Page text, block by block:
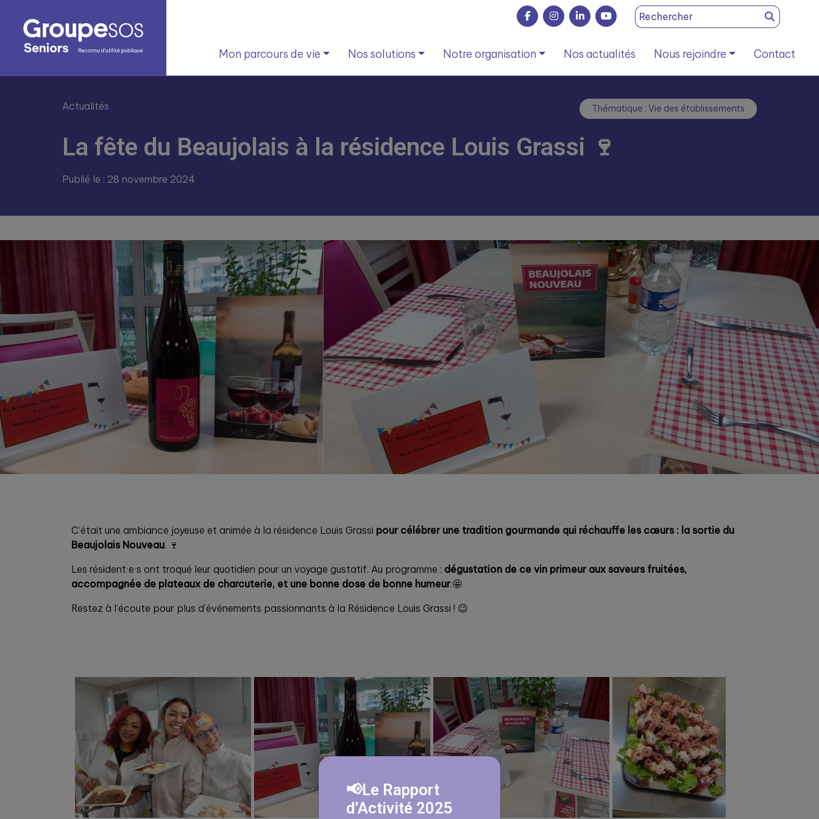
Search
for:
Mon parcours de vie Nos solutions Notre organisation Nos actualités Nous rejoindre Contact
Actualités Thématique : Vie des établissements
La fête du Beaujolais à la résidence Louis Grassi 🍷
Publié le : 28 novembre 2024
C’était une ambiance joyeuse et animée à la résidence Louis Grassi pour célébrer une tradition gourmande qui réchauffe les cœurs : la sortie du
Beaujolais Nouveau. 🍷
Les résident·e·s ont troqué leur quotidien pour un voyage gustatif. Au programme : dégustation de ce vin primeur aux saveurs fruitées,
accompagnée de plateaux de charcuterie, et une bonne dose de bonne humeur.🤩
Restez à l’écoute pour plus d’événements passionnants à la Résidence Louis Grassi ! 😉
📢Le Rapport
d’Activité 2025